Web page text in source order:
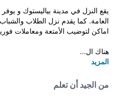
يقع النزل في مدينة بياليستوك و
العامة. كما يقدم نزل الطلاب
اماكن لتوضيب الأمتعة ومعاملات
هناك ال...
المزيد
من الجيد أن تعلم